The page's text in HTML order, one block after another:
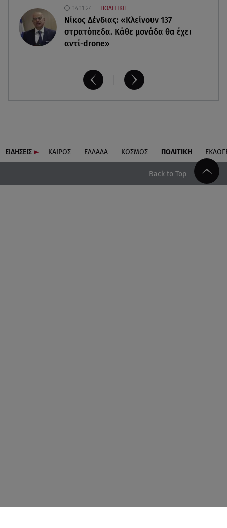
14.11.24 ΠΟΛΙΤΙΚΗ
Νίκος Δένδιας: «Κλείνουν 137
στρατόπεδα. Kάθε μονάδα θα έχει
αντί-drone»
ΕΙΔΗΣΕΙΣ ΚΑΙΡΟΣ ΕΛΛΑΔΑ ΚΟΣΜΟΣ ΠΟΛΙΤΙΚΗ
Back to Top